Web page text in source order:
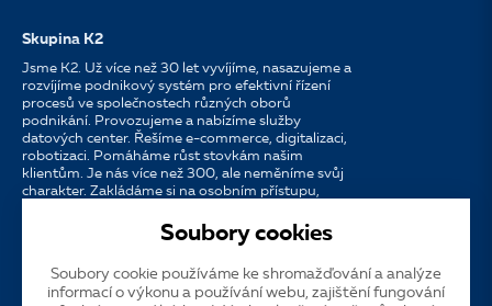
Skupina K2
Jsme K2. Už více než 30 let vyvíjíme, nasazujeme a
rozvíjíme podnikový systém pro efektivní řízení
procesů ve společnostech různých oborů
podnikání. Provozujeme a nabízíme služby
datových center. Řešíme e-commerce, digitalizaci,
robotizaci. Pomáháme růst stovkám našim
klientům. Je nás více než 300, ale neměníme svůj
charakter. Zakládáme si na osobním přístupu,
Jazyk CS EN SK
Soubory cookies
Soubory cookie používáme ke shromažďování a analýze
informací o výkonu a používání webu, zajištění fungování